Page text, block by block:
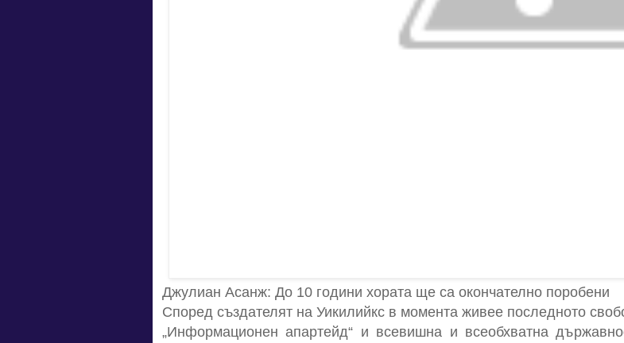
Джулиан Асанж: До 10 години хората ще са окончателно поробени
Според създателят на Уикилийкс в момента живее последното
„Информационен апартейд“ и всевишна и всеобхватна